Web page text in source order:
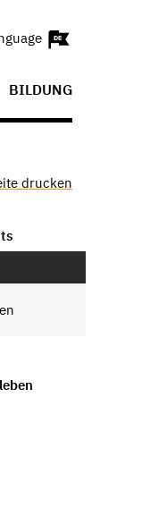
BILDUNG
drucken